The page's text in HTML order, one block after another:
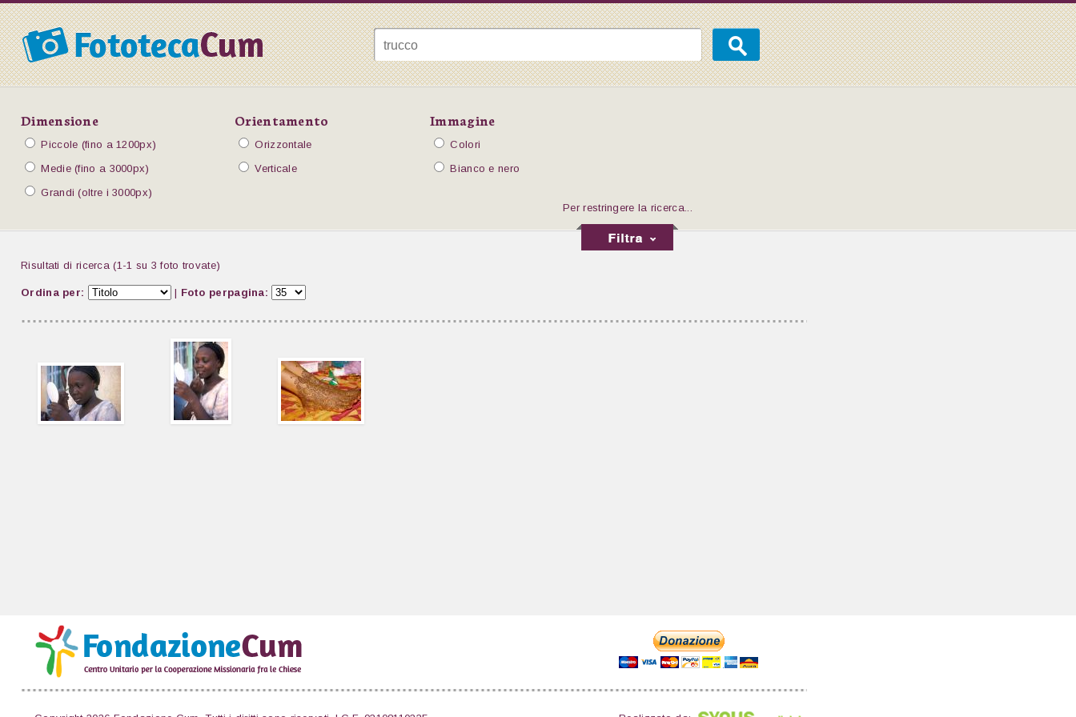
Dimensione Orientamento Immagine
Piccole (fino a 1200px) Orizzontale
Colori
Medie (fino a 3000px)
Verticale
Bianco e nero
Grandi (oltre i 3000px)
Per restringere la ricerca...
Risultati di ricerca (1-1 su 3 foto trovate)
Ordina per: | Foto perpagina: